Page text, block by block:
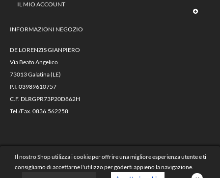
Il nostro Shop utilizza i cookie per offrire una migliore esperienza utente e ti
consigliamo di accettarne l'utilizzo per goderti appieno la navigazione.
IL MIO ACCOUNT
INFORMAZIONI NEGOZIO
DE LORENZIS GIANPIERO
Via Beato Angelico
73013 Galatina (LE)
P.I. 03989610757
C.F. DLRGPR73P20D862H
Tel./Fax. 0836.562258
powered by
| e-commerce collegato alla